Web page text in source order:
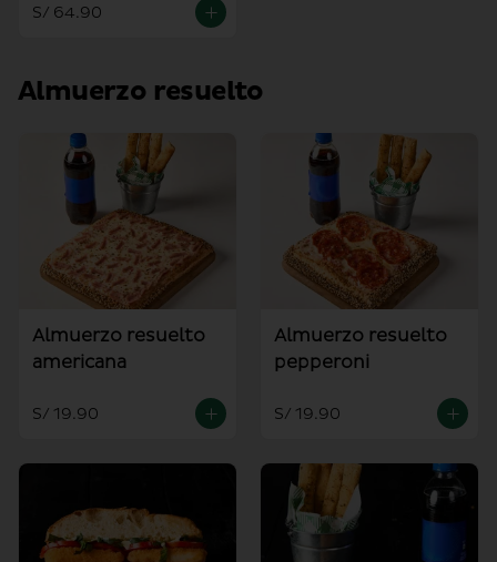
S/ 64.90
Almuerzo resuelto
Almuerzo resuelto
americana
S/ 19.90
Almuerzo resuelto
pepperoni
S/ 19.90